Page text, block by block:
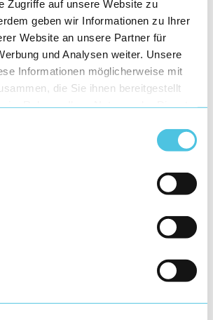
Zugriffe auf unsere Website zu
geben wir Informationen zu Ihrer
Website an unsere Partner für
und Analysen weiter. Unsere
Informationen möglicherweise mit
die Sie ihnen bereitgestellt